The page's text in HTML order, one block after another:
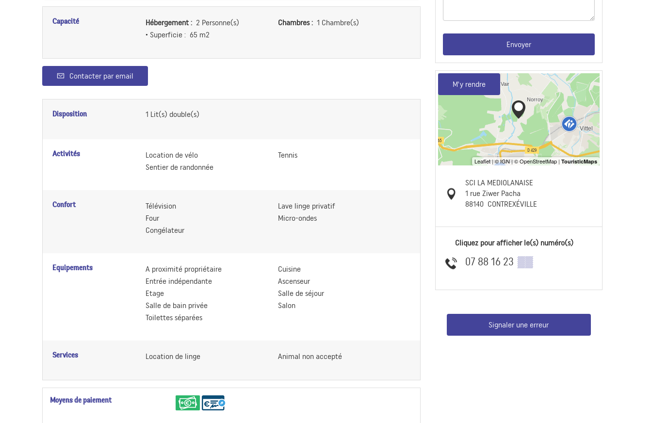
Capacité Hébergement : 2 Personne(s)
• Superficie : 65 m2
Chambres : 1 Chambre(s)
Contacter par email
Disposition 1 Lit(s) double(s)
Activités
Location de vélo
Sentier de randonnée
Tennis
Confort
Télévision
Four
Congélateur
Lave linge privatif
Micro-ondes
Equipements
A proximité propriétaire
Entrée indépendante
Etage
Salle de bain privée
Toilettes séparées
Cuisine
Ascenseur
Salle de séjour
Salon
Services Location de linge Animal non accepté
Moyens de paiement
Envoyer
M'y rendre
SCI LA MEDIOLANAISE
1 rue Ziwer Pacha
88140 CONTREXÉVILLE
Cliquez pour afficher le(s) numéro(s)
07 88 16 23 ▒▒
Signaler une erreur